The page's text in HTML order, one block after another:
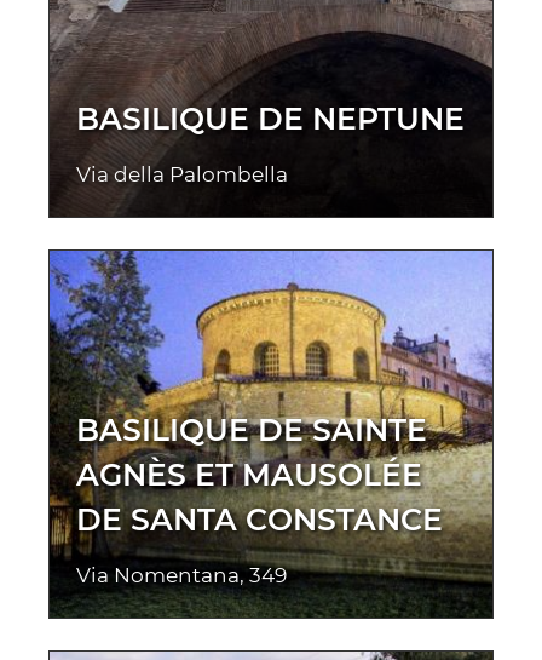
BASILIQUE DE NEPTUNE
Via della Palombella
BASILIQUE DE SAINTE
AGNÈS ET MAUSOLÉE
DE SANTA CONSTANCE
Via Nomentana, 349